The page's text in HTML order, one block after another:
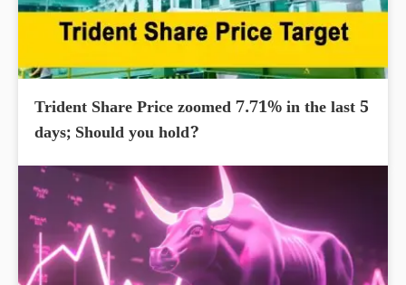
Trident Share Price zoomed 7.71% in the last 5
days; Should you hold?